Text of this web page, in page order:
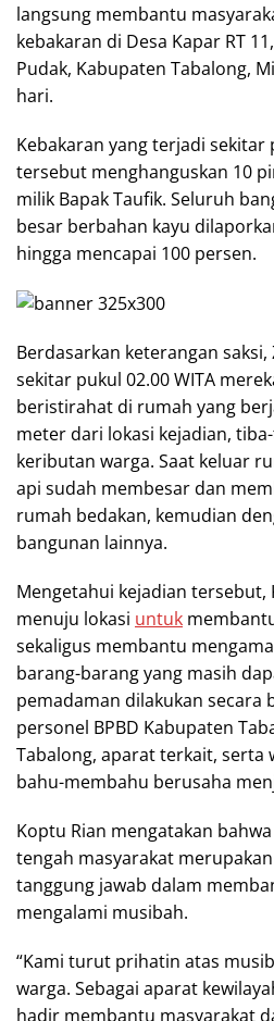
langsung membantu
kebakaran di Desa Kapar RT
Pudak, Kabupaten Tabalong,
hari.
Kebakaran yang terjadi sekitar
tersebut menghanguskan 10
milik Bapak Taufik. Seluruh
besar berbahan kayu
hingga mencapai 100 persen.
Berdasarkan keterangan
sekitar pukul 02.00 WITA
beristirahat di rumah yang
meter dari lokasi kejadian,
keributan warga. Saat keluar
api sudah membesar dan
rumah bedakan, kemudian
bangunan lainnya.
Mengetahui kejadian tersebut,
menuju lokasi untuk
sekaligus membantu
barang-barang yang masih
pemadaman dilakukan secara
personel BPBD Kabupaten
Tabalong, aparat terkait, serta
bahu-membahu berusaha
Koptu Rian mengatakan
tengah masyarakat
tanggung jawab dalam
mengalami musibah.
“Kami turut prihatin atas
warga. Sebagai aparat
hadir membantu masyarakat